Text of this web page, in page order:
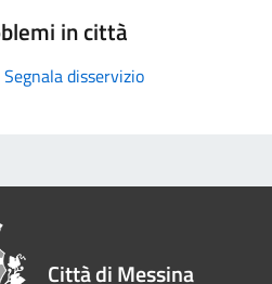
in città
Segnala disservizio
Città di Messina